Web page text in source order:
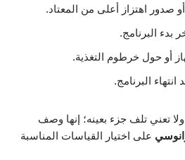
صدور اهتزاز أعلى من المعتاد.
البرنامج.
أو حول خرطوم التغذية.
انتهاء البرنامج.
تعني تلف جزء بعينه؛ إنها وصف
على اختيار القياسات المناسبة